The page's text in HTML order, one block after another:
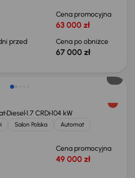
Cena promocyjna
63 000 zł
przed
Cena po obniżce
67 000 zł
Diesel1.7 CRDi104 kW
Salon Polska
Automat
Cena promocyjna
49 000 zł